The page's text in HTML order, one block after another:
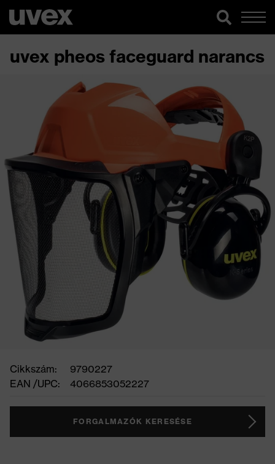
uvex pheos faceguard narancs
Cikkszám:
9790227
EAN /UPC:
4066853052227
FORGALMAZÓK KERESÉSE